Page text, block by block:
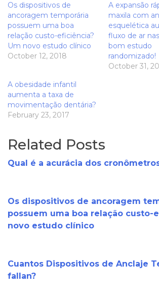
Os dispositivos de
ancoragem temporária
possuem uma boa
relação custo-eficiência?
Um novo estudo clínico
October 12, 2018
A expansão
maxila com
esquelética
fluxo de ar
bom estudo
randomizado!
October 31,
A obesidade infantil
aumenta a taxa de
movimentação dentária?
February 23, 2017
Related Posts
Qual é a acurácia dos
Os dispositivos de ancoragem
possuem uma boa relação custo-
novo estudo clínico
Cuantos Dispositivos de Anclaje
fallan?